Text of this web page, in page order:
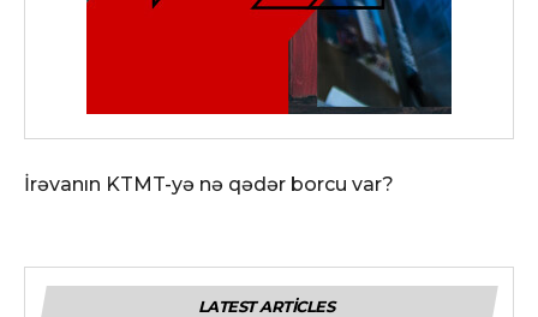
İrəvanın KTMT-yə nə qədər borcu var?
LATEST ARTICLES